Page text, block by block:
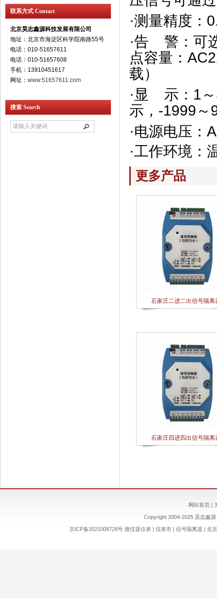
联系方式 Contact
北京昊志鑫源科技发展有限公司
地址：北京市海淀区科学院南路55号
电话：010-51657611
电话：010-51657608
手机：13910451617
网址： www.51657611.com
搜索 Search
·测量精度：
·告 警：可
点容量：
载
·显
示：1
示，-1999～
·电源电压：
·工作环境：
更多产品
石家庄二进二出信号隔离
石家庄四进四出信号隔离
网站首页|
Copyright 2004-2025 昊志鑫
京ICP备2021008728号 搜仪器仪表 | 仪表市| 信号隔离器 | 北